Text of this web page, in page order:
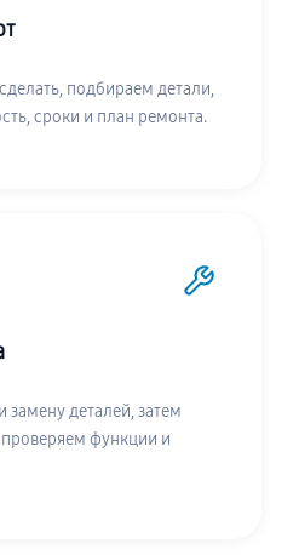
подбираем детали,
сроки и план ремонта.
деталей, затем
проверяем функции и